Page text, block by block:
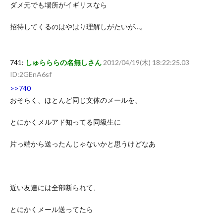
ダメ元でも場所がイギリスなら
招待してくるのはやはり理解しがたいが…。
741: しゅらららの名無しさん 2012/04/19(木) 18:22:25.03
ID:2GEnA6sf
>>740
おそらく、ほとんど同じ文体のメールを、
とにかくメルアド知ってる同級生に
片っ端から送ったんじゃないかと思うけどなあ
近い友達には全部断られて、
とにかくメール送ってたら